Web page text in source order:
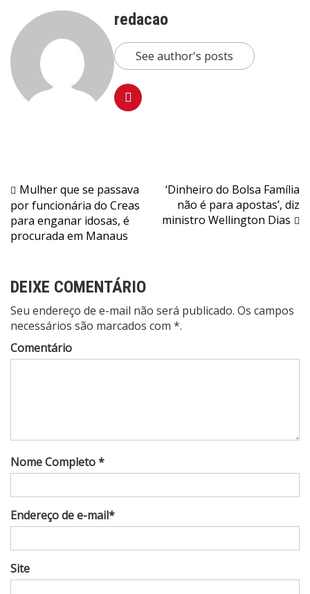
redacao
See author's posts
Navegação
de
Post
Mulher que se passava
por funcionária do Creas
para enganar idosas, é
procurada em Manaus
‘Dinheiro do Bolsa Família
não é para apostas’, diz
ministro Wellington Dias
DEIXE COMENTÁRIO
Seu endereço de e-mail não será publicado. Os campos
necessários são marcados com *.
Comentário
Nome Completo *
Endereço de e-mail*
Site